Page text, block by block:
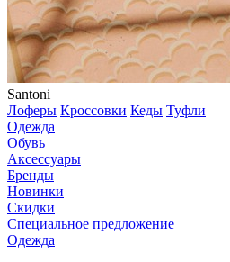
Santoni
Лоферы Кроссовки Кеды Туфли
Одежда
Обувь
Аксессуары
Бренды
Новинки
Скидки
Специальное предложение
Одежда